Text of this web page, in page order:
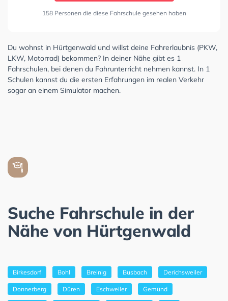
158 Personen die diese Fahrschule gesehen haben
Du wohnst in Hürtgenwald und willst deine Fahrerlaubnis (PKW,
LKW, Motorrad) bekommen? In deiner Nähe gibt es 1
Fahrschulen, bei denen du Fahrunterricht nehmen kannst. In 1
Schulen kannst du die ersten Erfahrungen im realen Verkehr
sogar an einem Simulator machen.
Suche Fahrschule in der
Nähe von Hürtgenwald
Birkesdorf Bohl Breinig Büsbach Derichsweiler
Donnerberg Düren Eschweiler Gemünd